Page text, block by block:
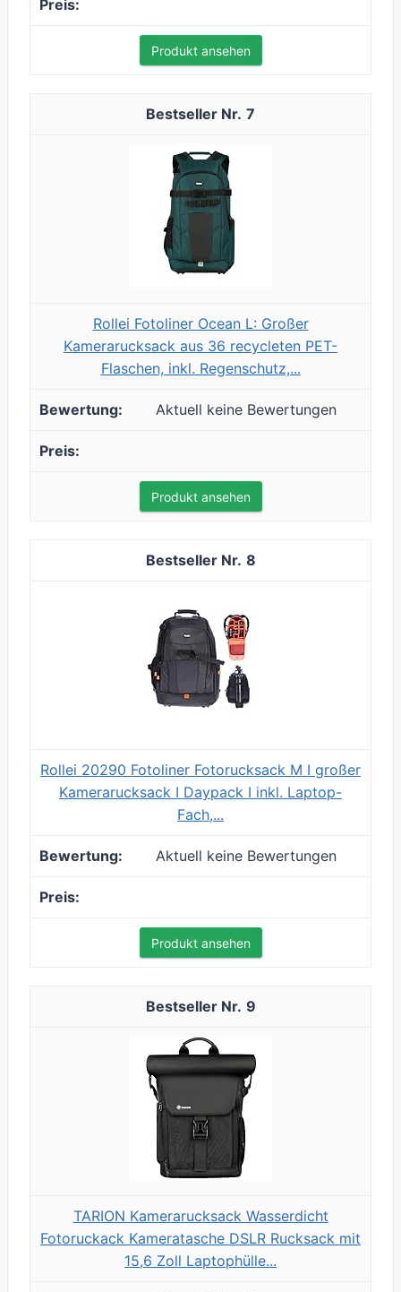
Produkt ansehen
7
Rollei Fotoliner Ocean L: Großer
Kamerarucksack aus 36 recycleten PET-
Flaschen, inkl. Regenschutz,...
Aktuell keine Bewertungen
Produkt ansehen
8
Rollei 20290 Fotoliner Fotorucksack M I großer
Kamerarucksack I Daypack I inkl. Laptop-
Fach,...
Aktuell keine Bewertungen
Produkt ansehen
9
TARION Kamerarucksack Wasserdicht
Fotoruckack Kameratasche DSLR Rucksack mit
15,6 Zoll Laptophülle...